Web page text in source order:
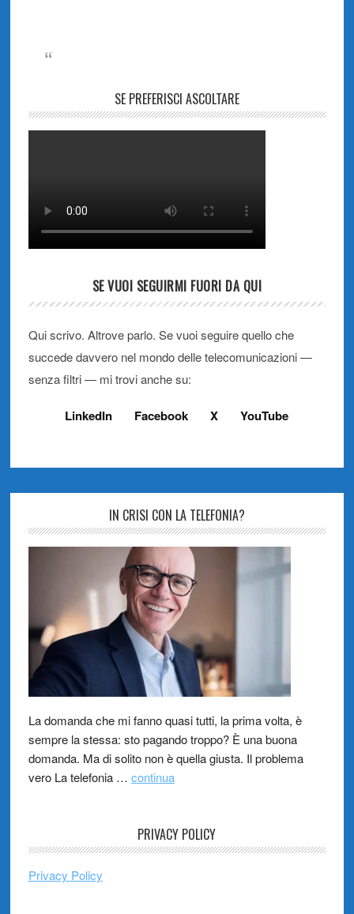
SE PREFERISCI ASCOLTARE
SE VUOI SEGUIRMI FUORI DA QUI
Qui scrivo. Altrove parlo. Se vuoi seguire quello che
succede davvero nel mondo delle telecomunicazioni —
senza filtri — mi trovi anche su:
LinkedIn Facebook X YouTube
IN CRISI CON LA TELEFONIA?
La domanda che mi fanno quasi tutti, la prima volta, è
sempre la stessa: sto pagando troppo? È una buona
domanda. Ma di solito non è quella giusta. Il problema
vero La telefonia … continua
PRIVACY POLICY
Privacy Policy